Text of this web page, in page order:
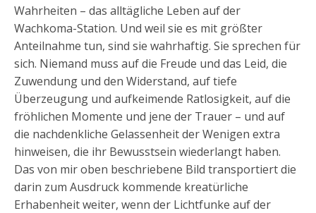
Wahrheiten – das alltägliche Leben auf der
Wachkoma-Station. Und weil sie es mit größter
Anteilnahme tun, sind sie wahrhaftig. Sie sprechen für
sich. Niemand muss auf die Freude und das Leid, die
Zuwendung und den Widerstand, auf tiefe
Überzeugung und aufkeimende Ratlosigkeit, auf die
fröhlichen Momente und jene der Trauer – und auf
die nachdenkliche Gelassenheit der Wenigen extra
hinweisen, die ihr Bewusstsein wiederlangt haben.
Das von mir oben beschriebene Bild transportiert die
darin zum Ausdruck kommende kreatürliche
Erhabenheit weiter, wenn der Lichtfunke auf der